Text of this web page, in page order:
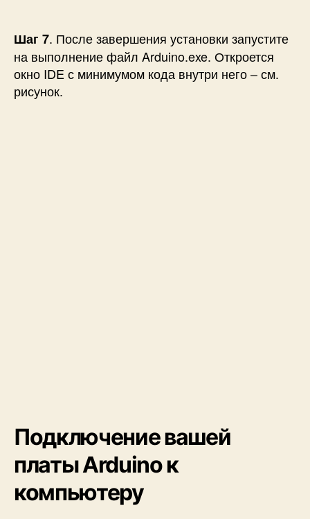
Шаг 7. После завершения установки запустите
на выполнение файл Arduino.exe. Откроется
окно IDE с минимумом кода внутри него – см.
рисунок.
Подключение вашей
платы Arduino к
компьютеру